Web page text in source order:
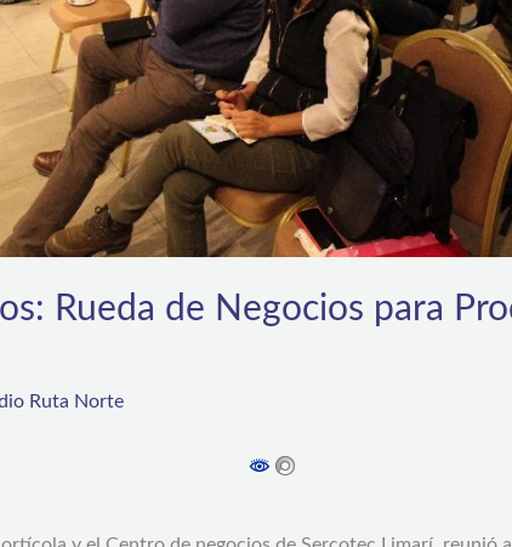
Rueda de Negocios para
Ruta Norte